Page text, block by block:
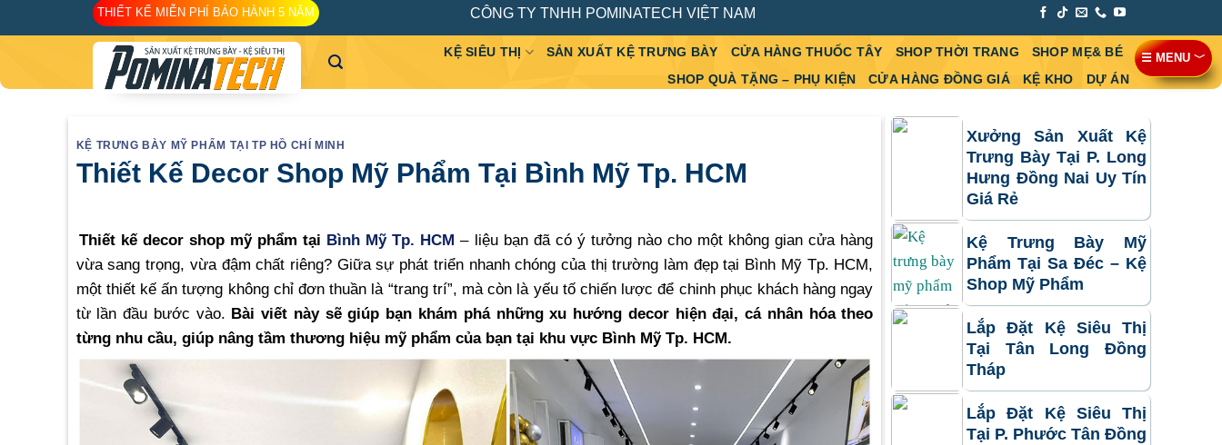
to
THIẾT KẾ MIỄN PHÍ BẢO HÀNH 5 NĂM CÔNG TY TNHH POMINATECH VIỆT NAM
KỆ SIÊU THỊ SẢN XUẤT KỆ TRƯNG BÀY CỬA HÀNG THUỐC TÂY SHOP THỜI TRANG
SHOP MẸ& BÉ
SHOP QUÀ TẶNG – PHỤ KIỆN
CỬA HÀNG ĐỒNG GIÁ KỆ KHO DỰ ÁN
KỆ TRƯNG BÀY MỸ PHẨM TẠI TP HỒ CHÍ MINH
Thiết Kế Decor Shop Mỹ Phẩm Tại Bình Mỹ Tp. HCM
Thiết kế decor shop mỹ phẩm tại Bình Mỹ Tp. HCM – liệu bạn đã có ý tưởng nào cho một không gian cửa hàng
vừa sang trọng, vừa đậm chất riêng? Giữa sự phát triển nhanh chóng của thị trường làm đẹp tại Bình Mỹ Tp. HCM,
một thiết kế ấn tượng không chỉ đơn thuần là “trang trí”, mà còn là yếu tố chiến lược để chinh phục khách hàng ngay
từ lần đầu bước vào. Bài viết này sẽ giúp bạn khám phá những xu hướng decor hiện đại, cá nhân hóa theo
từng nhu cầu, giúp nâng tầm thương hiệu mỹ phẩm của bạn tại khu vực Bình Mỹ Tp. HCM.
Xưởng Sản Xuất Kệ
Trưng Bày Tại P. Long
Hưng Đồng Nai Uy Tín
Giá Rẻ
Kệ Trưng Bày Mỹ
Phẩm Tại Sa Đéc – Kệ
Shop Mỹ Phẩm
Lắp Đặt Kệ Siêu Thị
Tại Tân Long Đồng
Tháp
Lắp Đặt Kệ Siêu Thị
Tại P. Phước Tân Đồng
☰ MENU ﹀